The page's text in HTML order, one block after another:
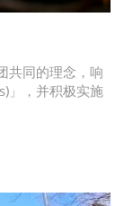
共同的理念，响
」，并积极实施